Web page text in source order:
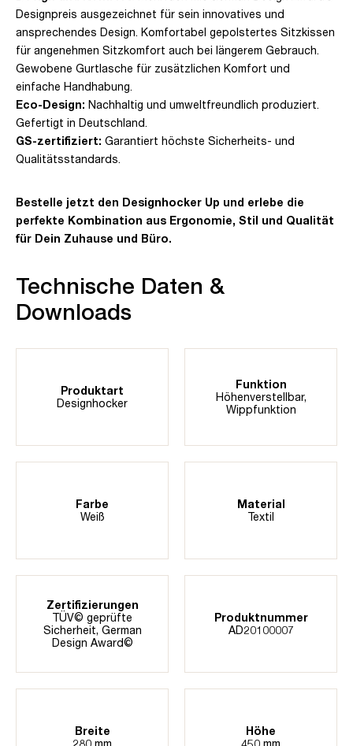
Designpreis ausgezeichnet für sein innovatives und
ansprechendes Design. Komfortabel gepolstertes Sitzkissen
für angenehmen Sitzkomfort auch bei längerem Gebrauch.
Gewobene Gurtlasche für zusätzlichen Komfort und
einfache Handhabung.
Eco-Design: Nachhaltig und umweltfreundlich produziert.
Gefertigt in Deutschland.
GS-zertifiziert: Garantiert höchste Sicherheits- und
Qualitätsstandards.
Bestelle jetzt den Designhocker Up und erlebe die
perfekte Kombination aus Ergonomie, Stil und Qualität
für Dein Zuhause und Büro.
Technische Daten &
Downloads
Produktart
Designhocker
Funktion
Höhenverstellbar,
Wippfunktion
Farbe
Weiß
Material
Textil
Zertifizierungen
TÜV© geprüfte
Sicherheit, German
Design Award©
Produktnummer
AD20100007
Breite
Höhe